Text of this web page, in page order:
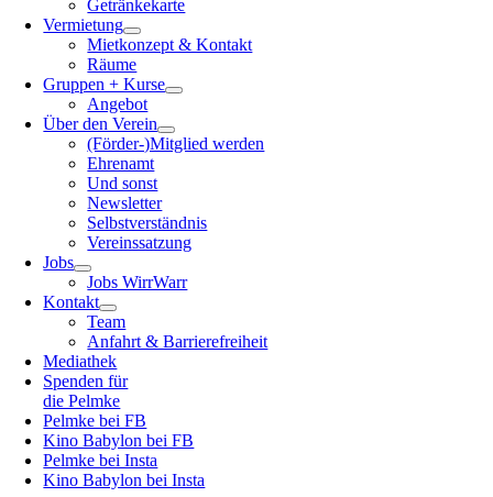
Getränkekarte
Vermietung
Mietkonzept & Kontakt
Räume
Gruppen + Kurse
Angebot
Über den Verein
(Förder-)Mitglied werden
Ehrenamt
Und sonst
Newsletter
Selbstverständnis
Vereinssatzung
Jobs
Jobs WirrWarr
Kontakt
Team
Anfahrt & Barrierefreiheit
Mediathek
Spenden für
die Pelmke
Pelmke bei FB
Kino Babylon bei FB
Pelmke bei Insta
Kino Babylon bei Insta